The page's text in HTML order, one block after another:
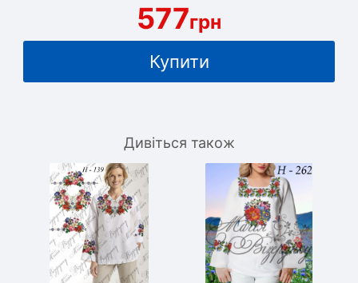
577грн
Купити
Дивіться також